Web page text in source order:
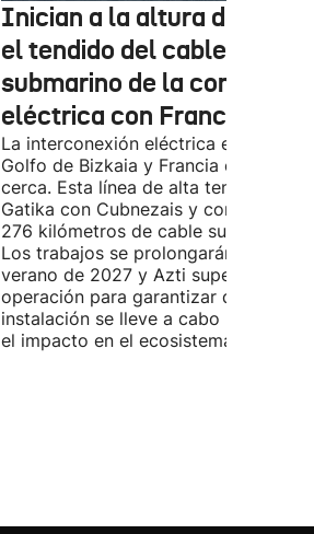
Inician a la altura de
el tendido del cable
submarino de la conexión
eléctrica con Francia
La interconexión eléctrica entre el
Golfo de Bizkaia y Francia está más
cerca. Esta línea de alta tensión unirá
Gatika con Cubnezais y contará con
276 kilómetros de cable submarino.
Los trabajos se prolongarán hasta
verano de 2027 y Azti supervisará la
operación para garantizar que la
instalación se lleve a cabo
el impacto en el ecosistema marino.